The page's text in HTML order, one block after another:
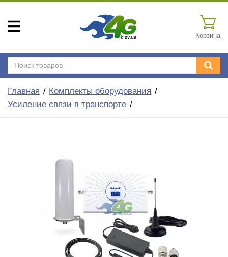
Корзина
Главная
Комплекты оборудования
Усиление связи в транспорте